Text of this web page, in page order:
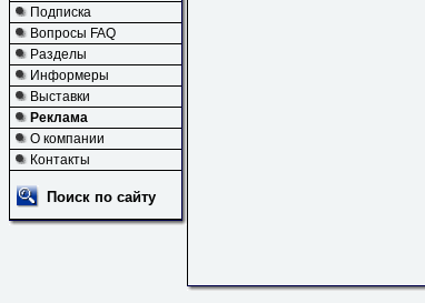
Подписка
Вопросы FAQ
Разделы
Информеры
Выставки
Реклама
О компании
Контакты
Поиск по сайту